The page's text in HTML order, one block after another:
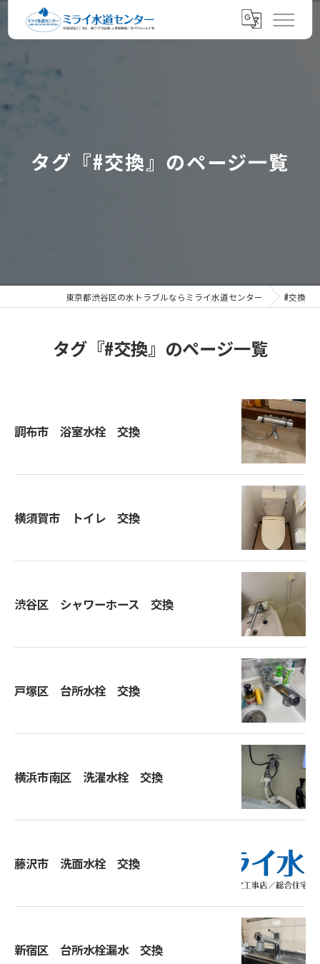
タグ『#交換』のページ一覧
東京都渋谷区の水トラブルならミライ水道センター #交換
タグ『#交換』のページ一覧
調布市 浴室水栓 交換
横須賀市 トイレ 交換
渋谷区 シャワーホース 交換
戸塚区 台所水栓 交換
横浜市南区 洗濯水栓 交換
藤沢市 洗面水栓 交換
新宿区 台所水栓漏水 交換